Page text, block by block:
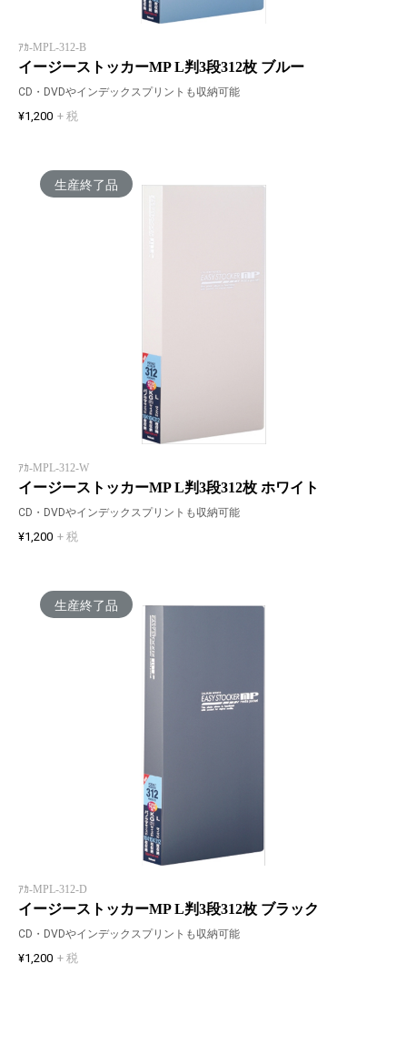
ｱｶ-MPL-312-B
イージーストッカーMP L判3段312枚 ブルー
CD・DVDやインデックスプリントも収納可能
¥1,200 + 税
生産終了品
ｱｶ-MPL-312-W
イージーストッカーMP L判3段312枚 ホワイト
CD・DVDやインデックスプリントも収納可能
¥1,200 + 税
生産終了品
ｱｶ-MPL-312-D
イージーストッカーMP L判3段312枚 ブラック
CD・DVDやインデックスプリントも収納可能
¥1,200 + 税